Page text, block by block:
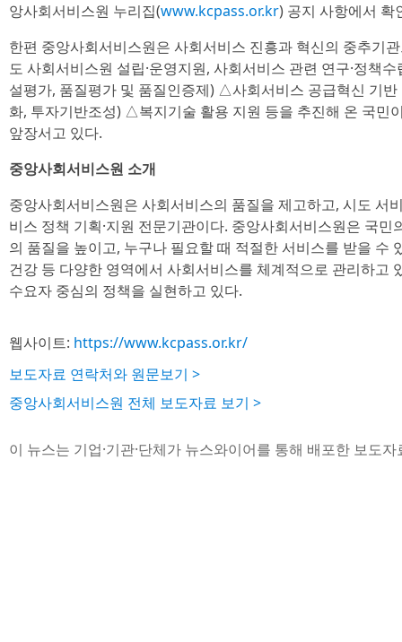
앙사회서비스원 누리집(www.kcpass.or.kr) 공지 사항에서 확
한편 중앙사회서비스원은 사회서비스 진흥과 혁신의 중추기
도 사회서비스원 설립·운영지원, 사회서비스 관련 연구·정책
설평가, 품질평가 및 품질인증제) △사회서비스 공급혁신 기
화, 투자기반조성) △복지기술 활용 지원 등을 추진해 온 국민
앞장서고 있다.
중앙사회서비스원 소개
중앙사회서비스원은 사회서비스의 품질을 제고하고, 시도 서
비스 정책 기획·지원 전문기관이다. 중앙사회서비스원은 국
의 품질을 높이고, 누구나 필요할 때 적절한 서비스를 받을 수
건강 등 다양한 영역에서 사회서비스를 체계적으로 관리하고
수요자 중심의 정책을 실현하고 있다.
웹사이트: https://www.kcpass.or.kr/
보도자료 연락처와 원문보기 >
중앙사회서비스원 전체 보도자료 보기 >
이 뉴스는 기업·기관·단체가 뉴스와이어를 통해 배포한 보도